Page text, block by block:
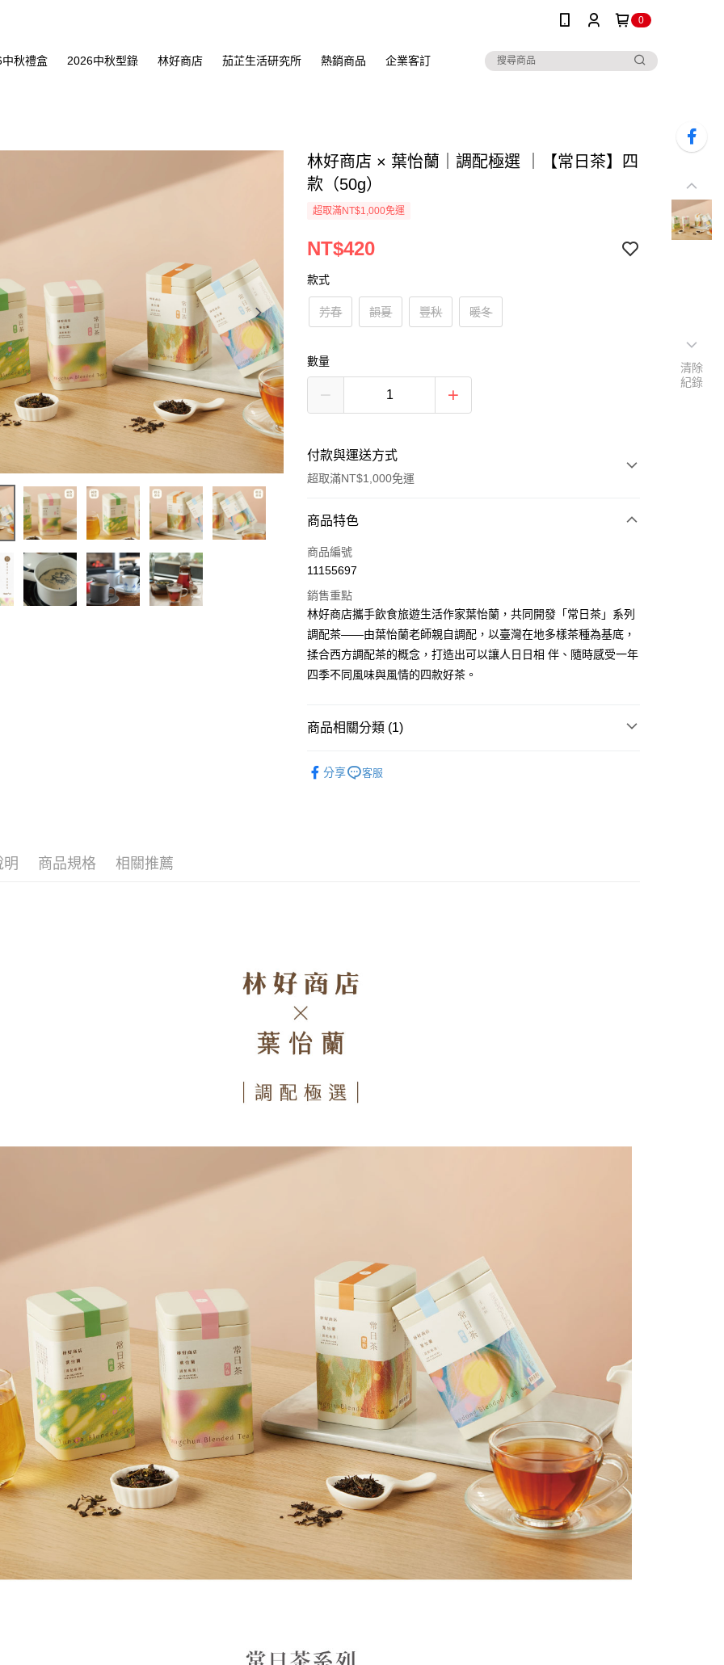
0
秋禮盒 2026中秋型錄 林好商店 茄芷生活研究所 熱銷商品 企業客訂
林好商店 × 葉怡蘭｜調配極選 ｜【常⽇茶】四
款（50g）
超取滿NT$1,000免運
NT$420
款式
芳春 韻夏 豐秋 暖冬
數量
付款與運送方式
超取滿NT$1,000免運
付款方式
信用卡一次付款
LINE Pay
Apple Pay
悠遊付
全家付款取貨
商品特色
商品編號
11155697
銷售重點
林好商店攜⼿飲食旅遊⽣活作家葉怡蘭，共同開發「常⽇茶」系列
調配茶——由葉怡蘭⽼師親⾃調配，以臺灣在地多樣茶種為基底，
揉合西⽅調配茶的概念，打造出可以讓⼈⽇⽇相 伴、隨時感受⼀年
四季不同風味與風情的四款好茶。
商品相關分類 (1)
分享
客服
明 商品規格 相關推薦
清除
紀錄